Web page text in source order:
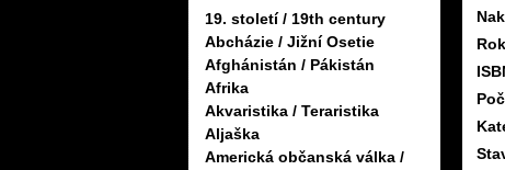
19. století / 19th century
Abcházie / Jižní Osetie
Afghánistán / Pákistán
Afrika
Akvaristika / Teraristika
Aljaška
Americká občanská válka /